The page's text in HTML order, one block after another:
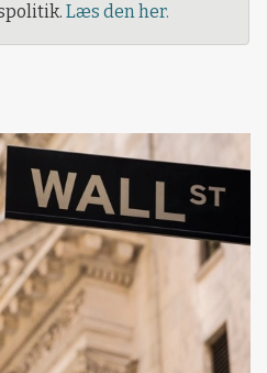
Læs den her.